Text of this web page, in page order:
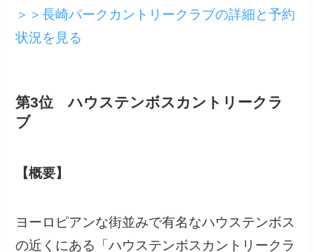
＞＞長崎パークカントリークラブの詳細と予約
状況を見る
第3位 ハウステンボスカントリークラ
ブ
【概要】
ヨーロピアンな街並みで有名なハウステンボス
の近くにある「ハウステンボスカントリークラ